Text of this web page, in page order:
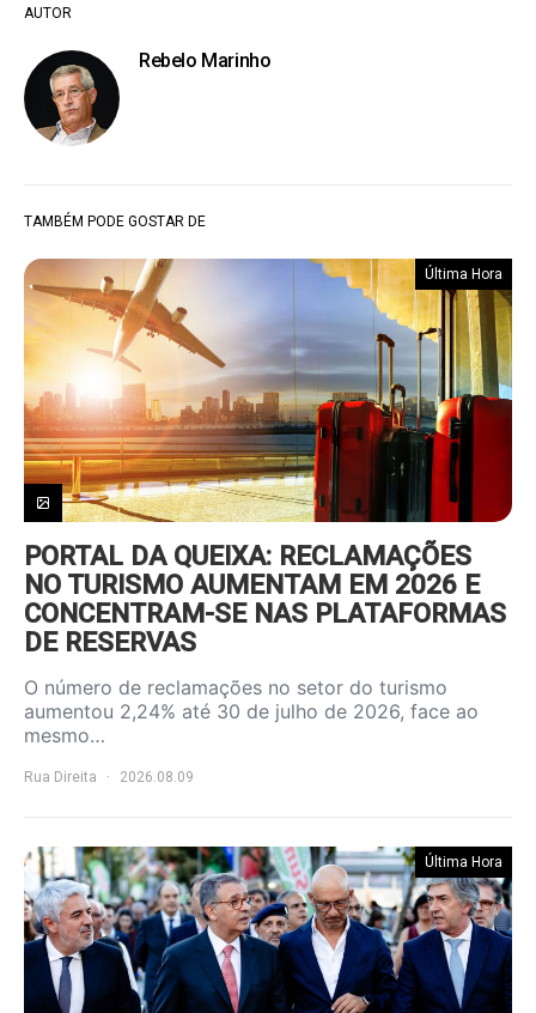
AUTOR
Rebelo Marinho
TAMBÉM PODE GOSTAR DE
Última Hora
PORTAL DA QUEIXA: RECLAMAÇÕES
NO TURISMO AUMENTAM EM 2026 E
CONCENTRAM-SE NAS PLATAFORMAS
DE RESERVAS
O número de reclamações no setor do turismo
aumentou 2,24% até 30 de julho de 2026, face ao
mesmo…
Rua Direita 2026.08.09
Última Hora